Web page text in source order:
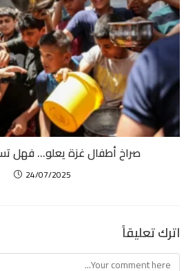
صراخ أطفال غزة يعلو… فهل
24/07/2025
اترك تعليقاً